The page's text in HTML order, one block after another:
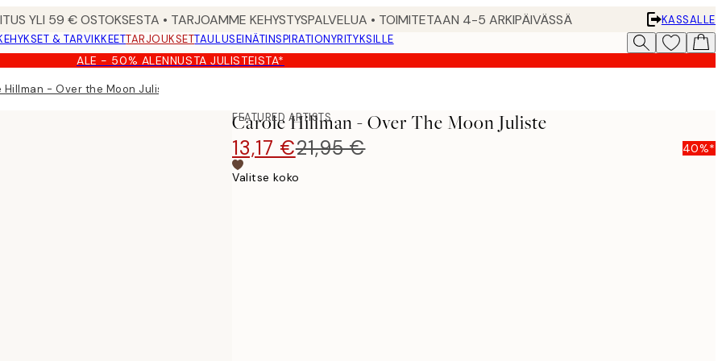
YLI 59 € OSTOKSESTA • TARJOAMME KEHYSTYSPALVELUA • TOIMITETAAN 4-5 ARKIPÄIVÄSSÄ
KASSALLE
& TARVIKKEETTARJOUKSETTAULUSEINÄTINSPIRATIONYRITYKSILLE
ALE - 50% ALENNUSTA JULISTEISTA*
Hillman - Over the Moon Juliste
FEATURED ARTISTS
Carole Hillman - Over The Moon Juliste
13,17 €21,95 € 40%*
Valitse koko